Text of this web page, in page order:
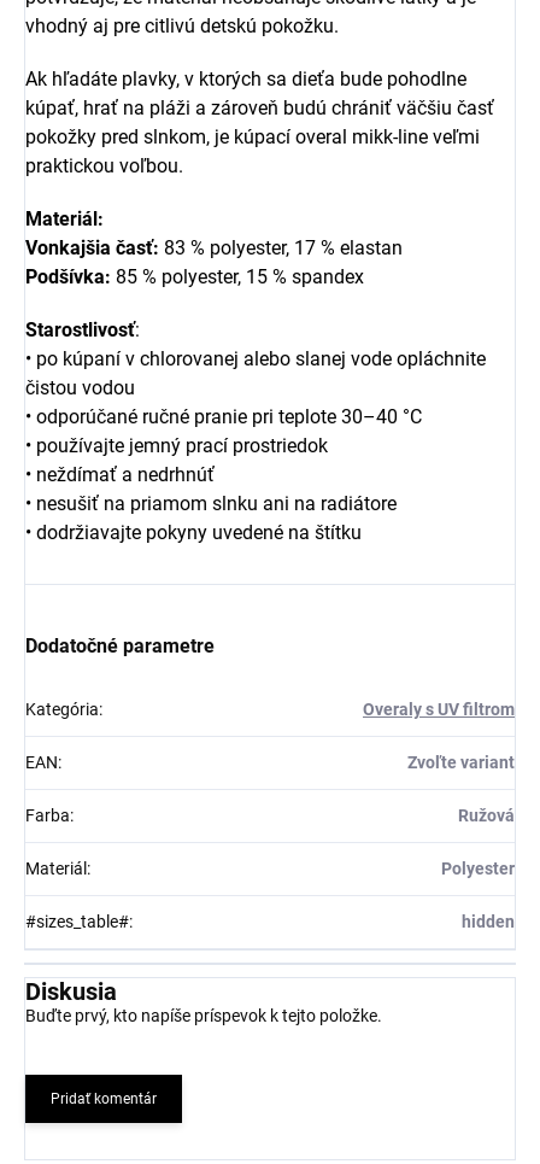
vhodný aj pre citlivú detskú pokožku.
Ak hľadáte plavky, v ktorých sa dieťa bude pohodlne
kúpať, hrať na pláži a zároveň budú chrániť väčšiu časť
pokožky pred slnkom, je kúpací overal mikk-line veľmi
praktickou voľbou.
Materiál:
Vonkajšia časť: 83 % polyester, 17 % elastan
Podšívka: 85 % polyester, 15 % spandex
Starostlivosť:
• po kúpaní v chlorovanej alebo slanej vode opláchnite
čistou vodou
• odporúčané ručné pranie pri teplote 30–40 °C
• používajte jemný prací prostriedok
• neždímať a nedrhnúť
• nesušiť na priamom slnku ani na radiátore
• dodržiavajte pokyny uvedené na štítku
Dodatočné parametre
Kategória: Overaly s UV filtrom
EAN: Zvoľte variant
Farba: Ružová
Materiál : Polyester
#sizes_table#: hidden
Diskusia
Buďte prvý, kto napíše príspevok k tejto položke.
Pridať komentár